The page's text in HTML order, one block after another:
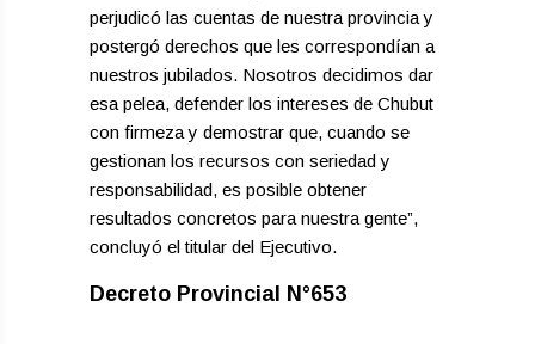
perjudicó las cuentas de nuestra provincia y
postergó derechos que les correspondían a
nuestros jubilados. Nosotros decidimos dar
esa pelea, defender los intereses de Chubut
con firmeza y demostrar que, cuando se
gestionan los recursos con seriedad y
responsabilidad, es posible obtener
resultados concretos para nuestra gente”,
concluyó el titular del Ejecutivo.
Decreto Provincial N°653